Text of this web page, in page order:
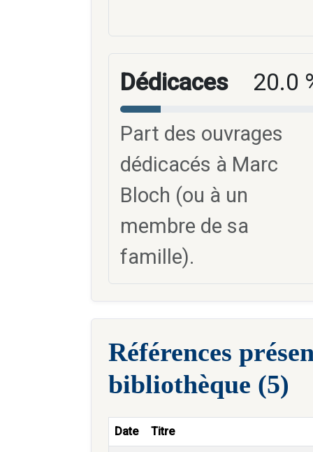
Dédicaces 20.0
Part des ouvrages
dédicacés à Marc
Bloch (ou à un
membre de sa
famille).
Références
bibliothèque (5)
Date Titre